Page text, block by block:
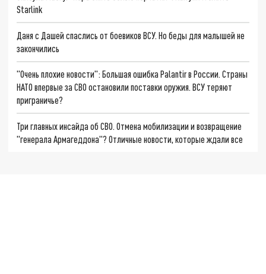
Starlink
Даня с Дашей спаслись от боевиков ВСУ. Но беды для малышей не
закончились
"Очень плохие новости": Большая ошибка Palantir в России. Страны
НАТО впервые за СВО остановили поставки оружия. ВСУ теряют
приграничье?
Три главных инсайда об СВО. Отмена мобилизации и возвращение
"генерала Армагеддона"? Отличные новости, которые ждали все